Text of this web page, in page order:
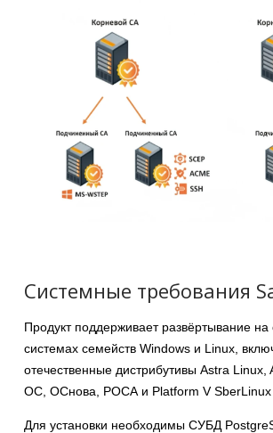
Системные требования
Продукт поддерживает развёртывание
системах семейств Windows и Linux,
отечественные дистрибутивы Astra
ОС, ОСнова, РОСА и Platform V SberLinux
Для установки необходимы СУБД